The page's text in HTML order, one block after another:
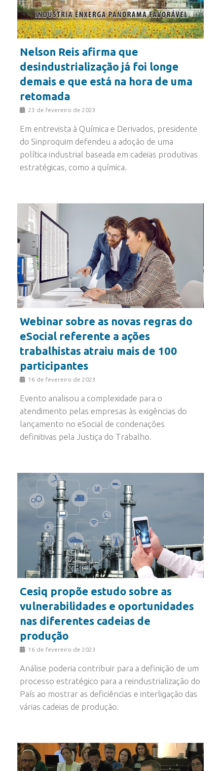
Nelson Reis afirma que
desindustrialização já foi longe
demais e que está na hora de uma
retomada
23 de fevereiro de 2023
Em entrevista à Química e Derivados, presidente
do Sinproquim defendeu a adoção de uma
política industrial baseada em cadeias produtivas
estratégicas, como a química.
Webinar sobre as novas regras do
eSocial referente a ações
trabalhistas atraiu mais de 100
participantes
16 de fevereiro de 2023
Evento analisou a complexidade para o
atendimento pelas empresas às exigências do
lançamento no eSocial de condenações
definitivas pela Justiça do Trabalho.
Cesiq propõe estudo sobre as
vulnerabilidades e oportunidades
nas diferentes cadeias de
produção
16 de fevereiro de 2023
Análise poderia contribuir para a definição de um
processo estratégico para a reindustrialização do
País ao mostrar as deficiências e interligação das
várias cadeias de produção.